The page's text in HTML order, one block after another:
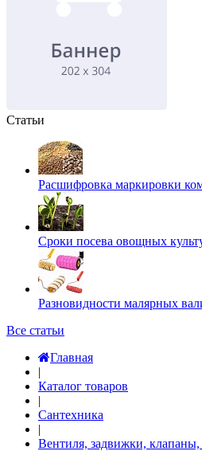
Статьи
Расшифровка маркировки
Сроки посева овощных
Разновидности малярных
Все статьи
Главная
|
Каталог товаров
|
Сантехника
|
Вентиля, задвижки,